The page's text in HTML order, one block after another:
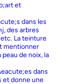
et
dans les
des arbres
La teinture
mentionner
de noix, la
dans
et donne une